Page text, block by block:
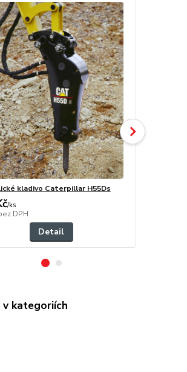
kladivo Caterpillar H55Ds
/ks
DPH
Detail
v kategoriích